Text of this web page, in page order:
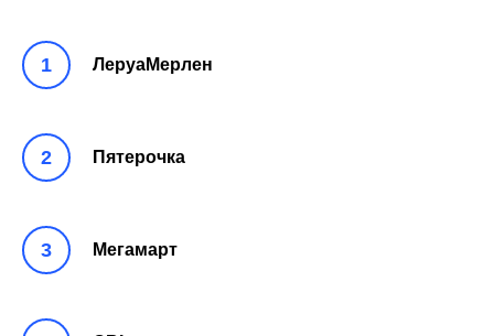
ЛеруаМерлен
Пятерочка
Мегамарт